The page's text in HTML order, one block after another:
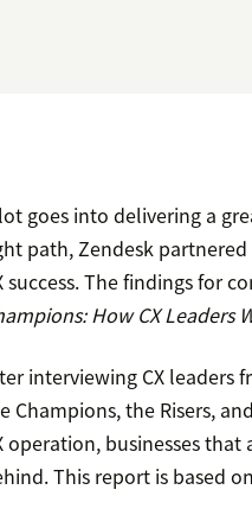
goes into delivering a
path, Zendesk
success. The findings for
How CX Leaders
interviewing CX leaders
Champions, the Risers,
operation, businesses
This report is based